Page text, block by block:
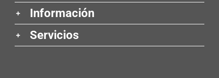
Información
Servicios